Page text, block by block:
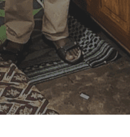
Charbela i
w jaki sposób wydajemy
Darowizny
naszej organizacji